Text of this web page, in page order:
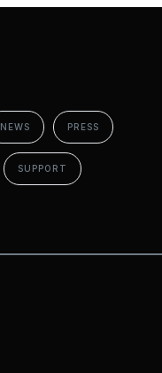
NEWS PRESS
SUPPORT